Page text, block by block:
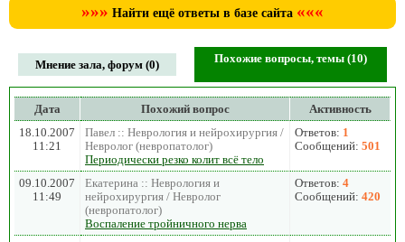
»»» Найти ещё ответы в базе сайта «««
Мнение зала, форум (0) Похожие вопросы, темы (10)
Дата Похожий вопрос
Активность
18.10.2007
11:21
Павел :: Неврология и нейрохирургия /
Невролог (невропатолог)
Периодически резко колит всё тело
Ответов: 1
Сообщений: 501
09.10.2007
11:49
Екатерина :: Неврология и
нейрохирургия / Невролог
(невропатолог)
Воспаление тройничного нерва
Ответов: 4
Сообщений: 420